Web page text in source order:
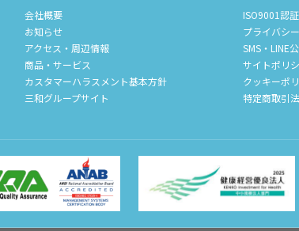
会社概要
お知らせ
アクセス・周辺情報
商品・サービス
カスタマーハラスメント基本方針
三和グループサイト
ISO9001認
プライバシ
SMS・LINE
サイトポリ
クッキーポ
特定商取引